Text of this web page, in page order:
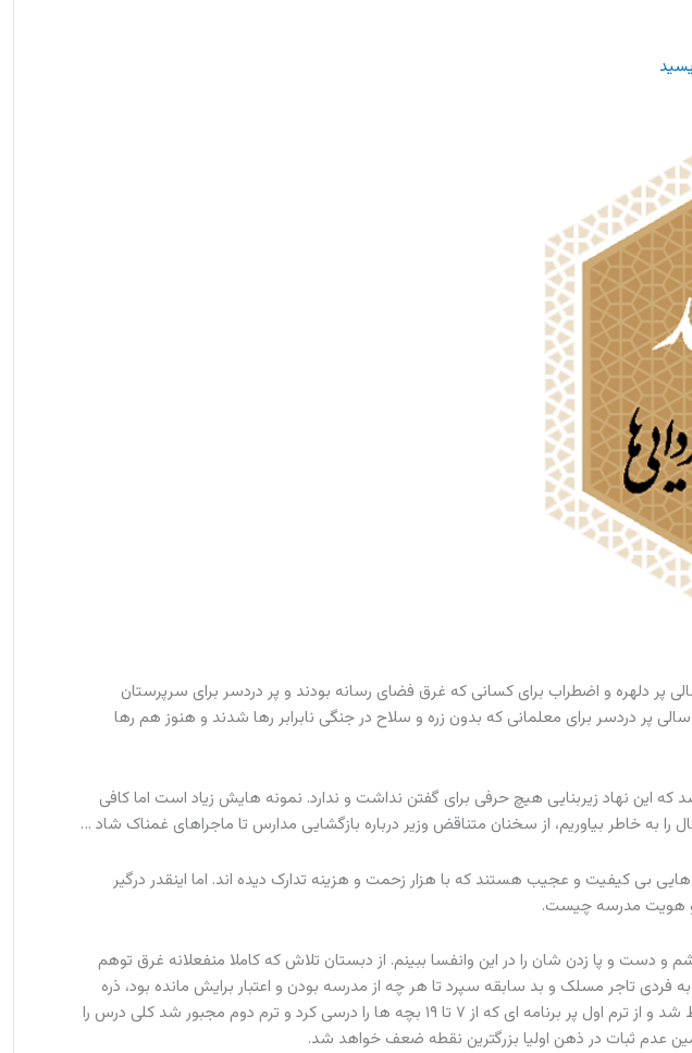
دلهره و اضطراب برای کسانی که غرق فضای رسانه بودند و پر دردسر برای سرپرستان
پر دردسر برای معلمانی که بدون زره و سلاح در جنگی نابرابر رها شدند و هنوز هم رها
این نهاد زیربنایی هیچ حرفی برای گفتن نداشت و ندارد. نمونه هایش زیاد است اما کافی
به خاطر بیاوریم، از سخنان متناقض وزیر درباره بازگشایی مدارس تا ماجراهای غمناک شاد …
بی کیفیت و عجیب هستند که با هزار زحمت و هزینه تدارک دیده اند. اما اینقدر درگیر
هویت مدرسه چیست.
دست و پا زدن شان را در این وانفسا ببینم. از دبستان تلاش که کاملا منفعلانه غرق توهم
تاجر مسلک و بد سابقه سپرد تا هر چه از مدرسه بودن و اعتبار برایش مانده بود، ذره
ذره به باد دهد، تا الغدیر مهر هشتم که دچار افراط و تفریط شد و از ترم اول پر برنامه ای که از ۷ تا ۱۹ بچه ها را درسی کرد و ترم دوم مجبور شد کلی درس را
عدم ثبات در ذهن اولیا بزرگترین نقطه ضعف خواهد شد.